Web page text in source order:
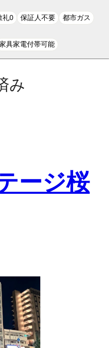
礼0 保証人不要 都市ガス
具家電付帯可能
み
ージ桜